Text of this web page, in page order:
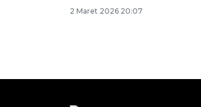
2 Maret 2026 20:07